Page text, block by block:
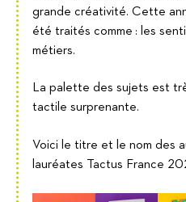
grande créativité. Cette
été traités comme : les
métiers.
La palette des sujets est
tactile surprenante.
Voici le titre et le nom des
lauréates Tactus France